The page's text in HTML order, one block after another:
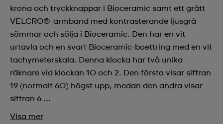
krona och tryckknappar i Bioceramic samt ett grått
VELCRO®-armband med kontrasterande ljusgrå
sömmar och sölja i Bioceramic. Den har en vit
urtavla och en svart Bioceramic-boettring med en vit
tachymeterskala. Denna klocka har två unika
räknare vid klockan 10 och 2. Den första visar siffran
19 (normalt 60) högst upp, medan den andra visar
siffran 6 ...
Visa mer